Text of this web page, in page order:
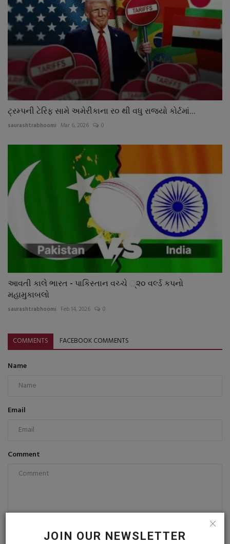
JOIN OUR NEWSLETTER
ટ્રમ્પની ટેરિફ સામે અમેરીકાના ર૦ થી વધુ રાજ્યો કોર્ટમાં...
saurashtrabhoomi Mar 6, 2026 0
આવતી કાલે ભારત - પાકિસ્તાન વચ્ચે ્૨૦ વર્લ્ડ કપનો
મહામુકાબલો
saurashtrabhoomi Feb 14, 2026 0
COMMENTS FACEBOOK COMMENTS
Name
Email
Comment
Post Comment